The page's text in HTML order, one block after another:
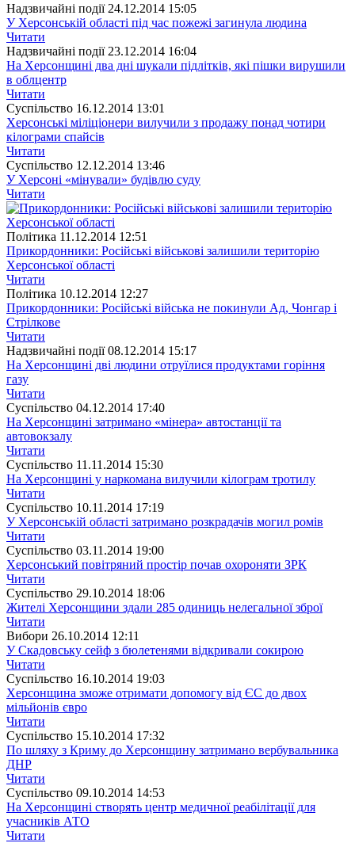
Надзвичайні події 24.12.2014 15:05
У Херсонській області під час пожежі загинула людина
Читати
Надзвичайні події 23.12.2014 16:04
На Херсонщині два дні шукали підлітків, які пішки вирушили
в облцентр
Читати
Суспiльство 16.12.2014 13:01
Херсонські міліціонери вилучили з продажу понад чотири
кілограми спайсів
Читати
Суспiльство 12.12.2014 13:46
У Херсоні «мінували» будівлю суду
Читати
Полiтика 11.12.2014 12:51
Прикордонники: Російські військові залишили територію
Херсонської області
Читати
Полiтика 10.12.2014 12:27
Прикордонники: Російські війська не покинули Ад, Чонгар і
Стрілкове
Читати
Надзвичайні події 08.12.2014 15:17
На Херсонщині дві людини отруїлися продуктами горіння
газу
Читати
Суспiльство 04.12.2014 17:40
На Херсонщині затримано «мінера» автостанції та
автовокзалу
Читати
Суспiльство 11.11.2014 15:30
На Херсонщині у наркомана вилучили кілограм тротилу
Читати
Суспiльство 10.11.2014 17:19
У Херсонській області затримано розкрадачів могил ромів
Читати
Суспiльство 03.11.2014 19:00
Херсонський повітряний простір почав охороняти ЗРК
Читати
Суспiльство 29.10.2014 18:06
Жителі Херсонщини здали 285 одиниць нелегальної зброї
Читати
Вибори 26.10.2014 12:11
У Скадовську сейф з бюлетенями відкривали сокирою
Читати
Суспiльство 16.10.2014 19:03
Херсонщина зможе отримати допомогу від ЄС до двох
мільйонів євро
Читати
Суспiльство 15.10.2014 17:32
По шляху з Криму до Херсонщину затримано вербувальника
ДНР
Читати
Суспiльство 09.10.2014 14:53
На Херсонщині створять центр медичної реабілітації для
учасників АТО
Читати